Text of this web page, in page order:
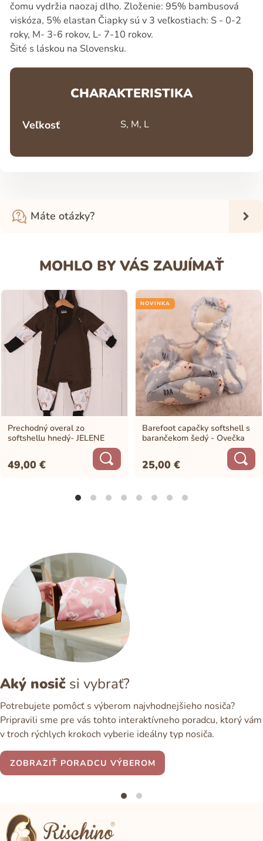
čomu vydržia naozaj dlho. Zloženie: 95% bambusová
viskóza, 5% elastan Čiapky sú v 3 veľkostiach: S - 0-2
roky, M- 3-6 rokov, L- 7-10 rokov.
Šité s láskou na Slovensku.
CHARAKTERISTIKA
Veľkosť S, M, L
Máte otázky?
MOHLO BY VÁS ZAUJÍMAŤ
Prechodný overal zo
softshellu hnedý- JELENE
49,00€
NOVINKA
Barefoot capačky softshell s
barančekom šedý - Ovečka
25,00€
Aký nosič si vybrať?
Potrebujete pomôcť s výberom najvhodnejšieho nosiča?
Pripravili sme pre vás tohto interaktívneho poradcu, ktorý vám
v troch rýchlych krokoch vyberie ideálny typ nosiča.
ZOBRAZIŤ PORADCU VÝBEROM